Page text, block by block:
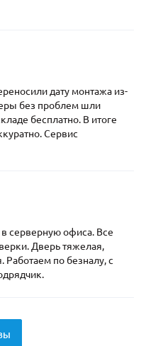
дату монтажа из-
без проблем шли
бесплатно. В итоге
Сервис
серверную офиса. Все
Дверь тяжелая,
по безналу, с